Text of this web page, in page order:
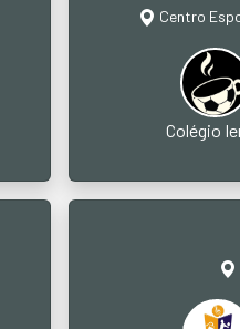
Centro
Colégio